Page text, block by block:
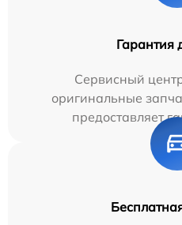
Гарантия
Сервисный
оригинальные
предоставляет